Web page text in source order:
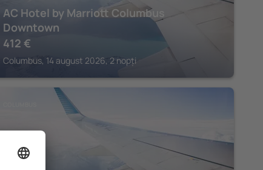
AC Hotel by Marriott Columbus
Downtown
412 €
Columbus, 14 august 2026, 2 nopți